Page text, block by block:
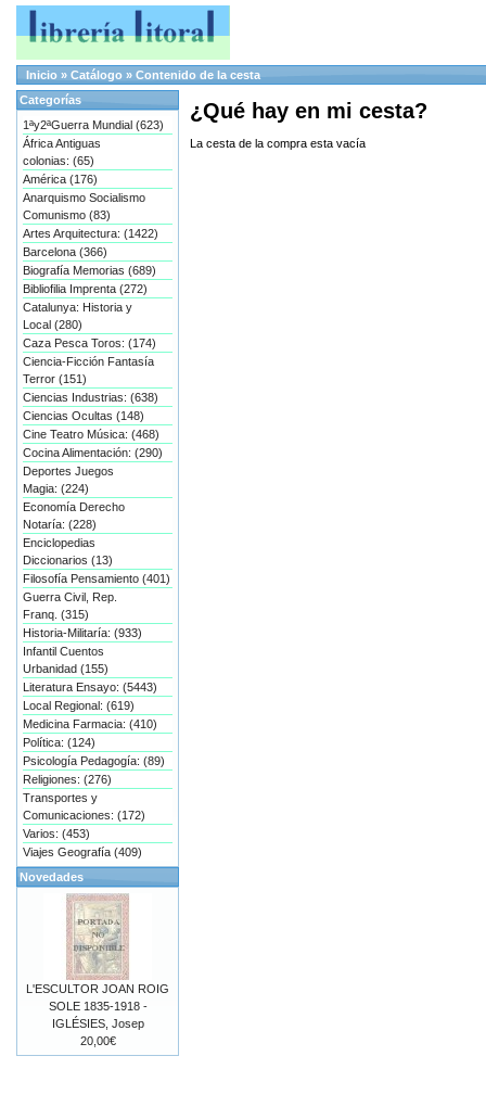
Inicio » Catálogo » Contenido de la cesta
¿Qué hay en mi cesta?
La cesta de la compra esta vacía
Categorías
1ªy2ªGuerra Mundial (623)
África Antiguas
colonias: (65)
América (176)
Anarquismo Socialismo
Comunismo (83)
Artes Arquitectura: (1422)
Barcelona (366)
Biografía Memorias (689)
Bibliofilia Imprenta (272)
Catalunya: Historia y
Local (280)
Caza Pesca Toros: (174)
Ciencia-Ficción Fantasía
Terror (151)
Ciencias Industrias: (638)
Ciencias Ocultas (148)
Cine Teatro Música: (468)
Cocina Alimentación: (290)
Deportes Juegos
Magia: (224)
Economía Derecho
Notaría: (228)
Enciclopedias
Diccionarios (13)
Filosofía Pensamiento (401)
Guerra Civil, Rep.
Franq. (315)
Historia-Militaría: (933)
Infantil Cuentos
Urbanidad (155)
Literatura Ensayo: (5443)
Local Regional: (619)
Medicina Farmacia: (410)
Política: (124)
Psicología Pedagogía: (89)
Religiones: (276)
Transportes y
Comunicaciones: (172)
Varios: (453)
Viajes Geografía (409)
Novedades
L'ESCULTOR JOAN ROIG
SOLE 1835-1918 -
IGLÉSIES, Josep
20,00€